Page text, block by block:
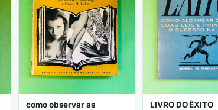
como observar as
LIVRO DO ÊXITO